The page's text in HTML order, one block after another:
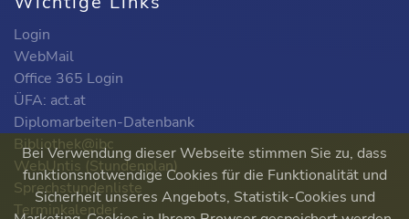
Login
WebMail
Office 365 Login
ÜFA: act.at
Diplomarbeiten-Datenbank
Bibliothek@ibc
WebUntis (Stundenplan)
Sprechstundenliste
Terminkalender
Bei Verwendung dieser Webseite stimmen Sie zu, dass
funktionsnotwendige Cookies für die Funktionalität und
Sicherheit unseres Angebots, Statistik-Cookies und